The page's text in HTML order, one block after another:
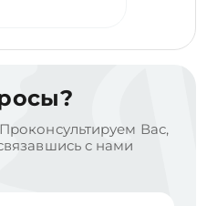
Вас,
с нами